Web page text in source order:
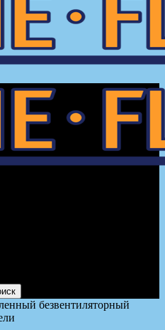
безвентиляторный